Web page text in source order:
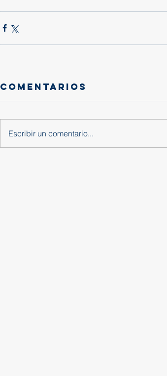
Comentarios
Escribir un comentario...